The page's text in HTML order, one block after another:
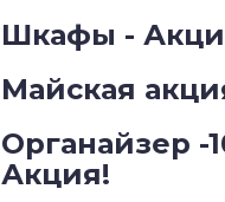
Шкафы -
Майская
Органайзер -
Акция!